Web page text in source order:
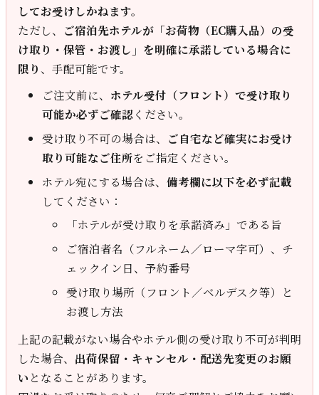
してお受けしかねます。
ただし、
ご宿泊先ホテルが「お荷物（EC購入品）の受
け取り・保管・お渡し」を明確に承諾している場合に
限り、手配可能です。
ご注文前に、 ホテル受付（フロント）で受け取り
可能か必ずご確認ください。
受け取り不可の場合は、
ご自宅など確実にお受け
取り可能なご住所をご指定ください。
ホテル宛にする場合は、 備考欄に以下を必ず記載
してください：
「ホテルが受け取りを承諾済み」である旨
ご宿泊者名（フルネーム／ローマ字可）、チ
ェックイン日、予約番号
受け取り場所（フロント／ベルデスク等）と
お渡し方法
上記の記載がない場合やホテル側の受け取り不可が判明
した場合、 出荷保留・キャンセル・配送先変更のお願
い となることがあります。